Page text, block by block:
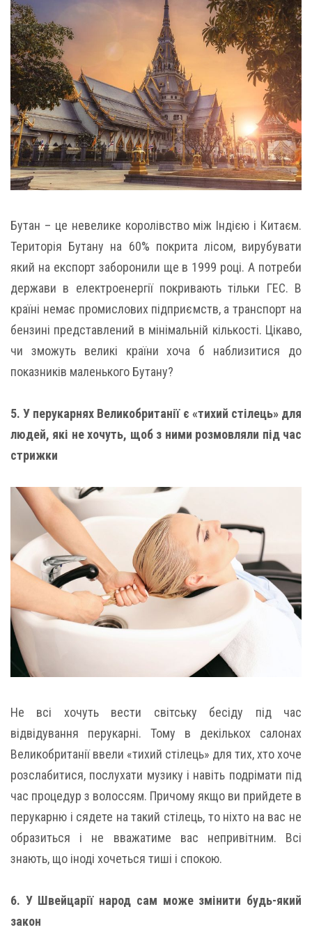
Бутан – це невелике королівство між Індією і Китаєм.
Територія Бутану на 60% покрита лісом, вирубувати
який на експорт заборонили ще в 1999 році. А потреби
держави в електроенергії покривають тільки ГЕС. В
країні немає промислових підприємств, а транспорт на
бензині представлений в мінімальній кількості. Цікаво,
чи зможуть великі країни хоча б наблизитися до
показників маленького Бутану?
5. У перукарнях Великобританії є «тихий стілець» для
людей, які не хочуть, щоб з ними розмовляли під час
стрижки
Не всі хочуть вести світську бесіду під час
відвідування перукарні. Тому в декількох салонах
Великобританії ввели «тихий стілець» для тих, хто хоче
розслабитися, послухати музику і навіть подрімати під
час процедур з волоссям. Причому якщо ви прийдете в
перукарню і сядете на такий стілець, то ніхто на вас не
образиться і не вважатиме вас непривітним. Всі
знають, що іноді хочеться тиші і спокою.
6. У Швейцарії народ сам може змінити будь-який
закон